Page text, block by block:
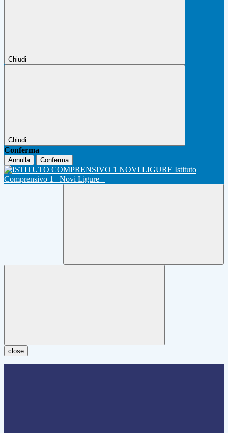
Chiudi
Chiudi
Conferma
Annulla Conferma
Istituto
Comprensivo 1
Novi Ligure
close